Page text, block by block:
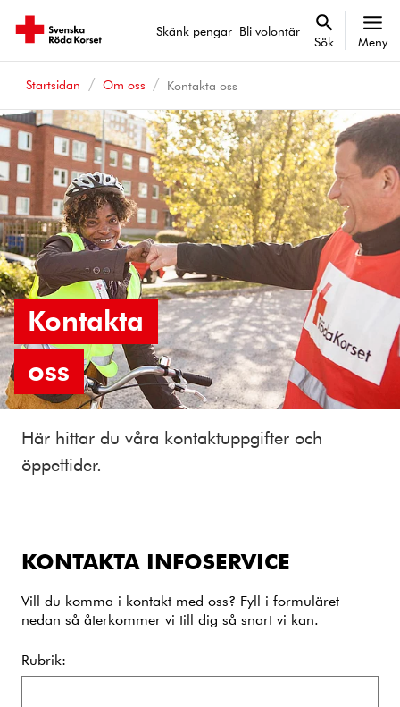
Skänk pengar Bli volontär
Sök Meny
Startsidan Om oss Kontakta oss
Kontakta
oss
Här hittar du våra kontaktuppgifter och
öppettider.
KONTAKTA INFOSERVICE
Vill du komma i kontakt med oss? Fyll i formuläret
nedan så återkommer vi till dig så snart vi kan.
Rubrik: